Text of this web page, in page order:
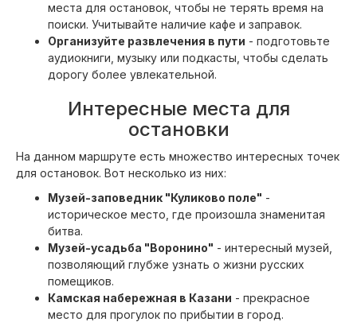
места для остановок, чтобы не терять время на
поиски. Учитывайте наличие кафе и заправок.
Организуйте развлечения в пути - подготовьте
аудиокниги, музыку или подкасты, чтобы сделать
дорогу более увлекательной.
Интересные места для
остановки
На данном маршруте есть множество интересных точек
для остановок. Вот несколько из них:
Музей-заповедник "Куликово поле" -
историческое место, где произошла знаменитая
битва.
Музей-усадьба "Воронино" - интересный музей,
позволяющий глубже узнать о жизни русских
помещиков.
Камская набережная в Казани - прекрасное
место для прогулок по прибытии в город.